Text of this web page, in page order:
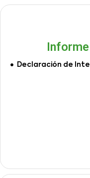
Informe
Declaración de